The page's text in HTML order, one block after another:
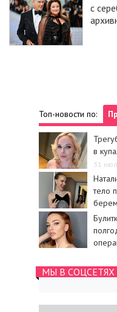
с
Топ-новости по:
в
31
тело
МЫ В СОЦСЕТЯХ